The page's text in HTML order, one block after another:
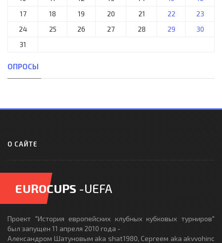
17
18 19 20 21 22
23
24
25 26 27 28 29
30
31
ОПРОСЫ
О САЙТЕ
EUROCUPS -UEFA
Проект "История европейских клубных кубковых турниров"
был запущен 11 апреля 2010 года -
Александром Шатуновым aka shat1980, Сергеем aka akvvohinc